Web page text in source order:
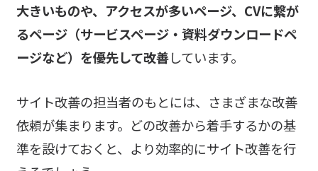
大きいものや、アクセスが多いページ、CVに繋が
るページ（サービスページ・資料ダウンロードペ
ージなど）を優先して改善しています。
サイト改善の担当者のもとには、さまざまな改善
依頼が集まります。どの改善から着手するかの基
準を設けておくと、より効率的にサイト改善を行